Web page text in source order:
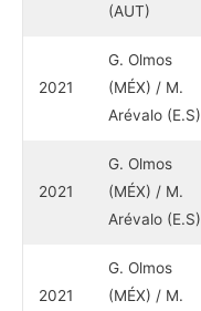
(AUT)
2021
G. Olmos
(MÉX) / M.
Arévalo (E.S)
2021
G. Olmos
(MÉX) / M.
Arévalo (E.S)
2021
G. Olmos
(MÉX) / M.